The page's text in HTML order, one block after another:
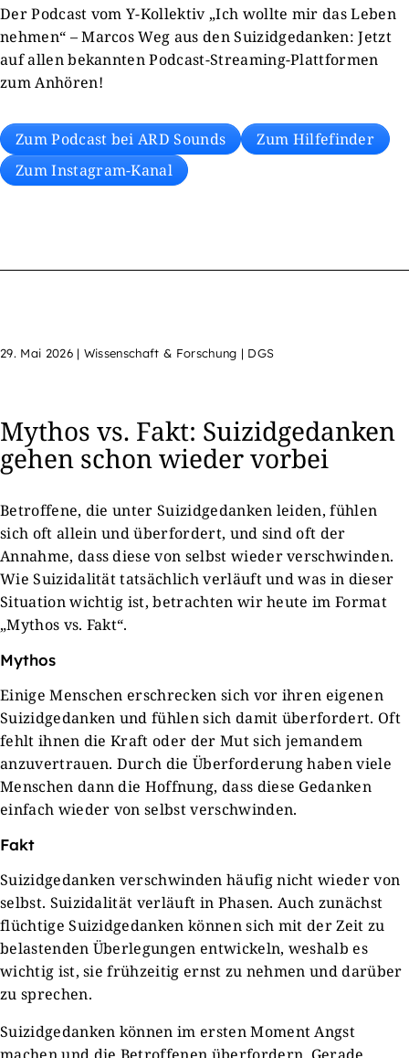
Der Podcast vom Y-Kollektiv „Ich wollte mir das Leben
nehmen“ – Marcos Weg aus den Suizidgedanken: Jetzt
auf allen bekannten Podcast-Streaming-Plattformen
zum Anhören!
Zum Podcast bei ARD Sounds
Zum Hilfefinder
Zum Instagram-Kanal
29. Mai 2026| Wissenschaft & Forschung | DGS
Mythos vs. Fakt: Suizidgedanken
gehen schon wieder vorbei
Betroffene, die unter Suizidgedanken leiden, fühlen
sich oft allein und überfordert, und sind oft der
Annahme, dass diese von selbst wieder verschwinden.
Wie Suizidalität tatsächlich verläuft und was in dieser
Situation wichtig ist, betrachten wir heute im Format
„Mythos vs. Fakt“.
Mythos
Einige Menschen erschrecken sich vor ihren eigenen
Suizidgedanken und fühlen sich damit überfordert. Oft
fehlt ihnen die Kraft oder der Mut sich jemandem
anzuvertrauen. Durch die Überforderung haben viele
Menschen dann die Hoffnung, dass diese Gedanken
einfach wieder von selbst verschwinden.
Fakt
Suizidgedanken verschwinden häufig nicht wieder von
selbst. Suizidalität verläuft in Phasen. Auch zunächst
flüchtige Suizidgedanken können sich mit der Zeit zu
belastenden Überlegungen entwickeln, weshalb es
wichtig ist, sie frühzeitig ernst zu nehmen und darüber
zu sprechen.
Suizidgedanken können im ersten Moment Angst